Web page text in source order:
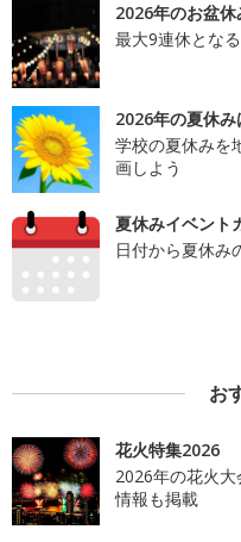
2026年のお盆
最大9連休とな
2026年の夏休
学校の夏休みを
画しよう
夏休みイベント
日付から夏休み
お
花火特集2026
2026年の花火
情報も掲載